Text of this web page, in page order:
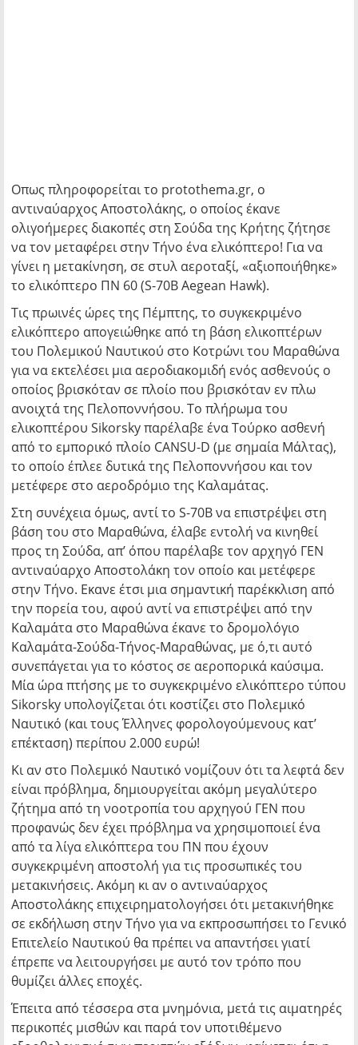
Οπως πληροφορείται το protothema.gr, ο
αντιναύαρχος Αποστολάκης, ο οποίος έκανε
ολιγοήμερες διακοπές στη Σούδα της Κρήτης ζήτησε
να τον μεταφέρει στην Τήνο ένα ελικόπτερο! Για να
γίνει η μετακίνηση, σε στυλ αεροταξί, «αξιοποιήθηκε»
το ελικόπτερο ΠN 60 (S-70B Aegean Hawk).
Τις πρωινές ώρες της Πέμπτης, το συγκεκριμένο
ελικόπτερο απογειώθηκε από τη βάση ελικοπτέρων
του Πολεμικού Ναυτικού στο Κοτρώνι του Μαραθώνα
για να εκτελέσει μια αεροδιακομιδή ενός ασθενούς ο
οποίος βρισκόταν σε πλοίο που βρισκόταν εν πλω
ανοιχτά της Πελοποννήσου. Το πλήρωμα του
ελικοπτέρου Sikorsky παρέλαβε ένα Τούρκο ασθενή
από το εμπορικό πλοίο CANSU-D (με σημαία Μάλτας),
το οποίο έπλεε δυτικά της Πελοποννήσου και τον
μετέφερε στο αεροδρόμιο της Καλαμάτας.
Στη συνέχεια όμως, αντί το S-70B να επιστρέψει στη
βάση του στο Μαραθώνα, έλαβε εντολή να κινηθεί
προς τη Σούδα, απ’ όπου παρέλαβε τον αρχηγό ΓΕΝ
αντιναύαρχο Αποστολάκη τον οποίο και μετέφερε
στην Τήνο. Εκανε έτσι μια σημαντική παρέκκλιση από
την πορεία του, αφού αντί να επιστρέψει από την
Καλαμάτα στο Μαραθώνα έκανε το δρομολόγιο
Καλαμάτα-Σούδα-Τήνος-Μαραθώνας, με ό,τι αυτό
συνεπάγεται για το κόστος σε αεροπορικά καύσιμα.
Μία ώρα πτήσης με το συγκεκριμένο ελικόπτερο τύπου
Sikorsky υπολογίζεται ότι κοστίζει στο Πολεμικό
Ναυτικό (και τους Έλληνες φορολογούμενους κατ’
επέκταση) περίπου 2.000 ευρώ!
Κι αν στο Πολεμικό Ναυτικό νομίζουν ότι τα λεφτά δεν
είναι πρόβλημα, δημιουργείται ακόμη μεγαλύτερο
ζήτημα από τη νοοτροπία του αρχηγού ΓΕΝ που
προφανώς δεν έχει πρόβλημα να χρησιμοποιεί ένα
από τα λίγα ελικόπτερα του ΠΝ που έχουν
συγκεκριμένη αποστολή για τις προσωπικές του
μετακινήσεις. Ακόμη κι αν ο αντιναύαρχος
Αποστολάκης επιχειρηματολογήσει ότι μετακινήθηκε
σε εκδήλωση στην Τήνο για να εκπροσωπήσει το Γενικό
Επιτελείο Ναυτικού θα πρέπει να απαντήσει γιατί
έπρεπε να λειτουργήσει με αυτό τον τρόπο που
θυμίζει άλλες εποχές.
Έπειτα από τέσσερα στα μνημόνια, μετά τις αιματηρές
περικοπές μισθών και παρά τον υποτιθέμενο